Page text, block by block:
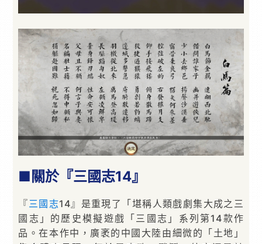
■關於『三國志14』
『三國志14』是重現了「堪稱人類戲劇集大成之三
國志」的歷史模擬遊戲「三國志」系列第14款作
品。在本作中，廣袤的中國大陸由細微的「土地」